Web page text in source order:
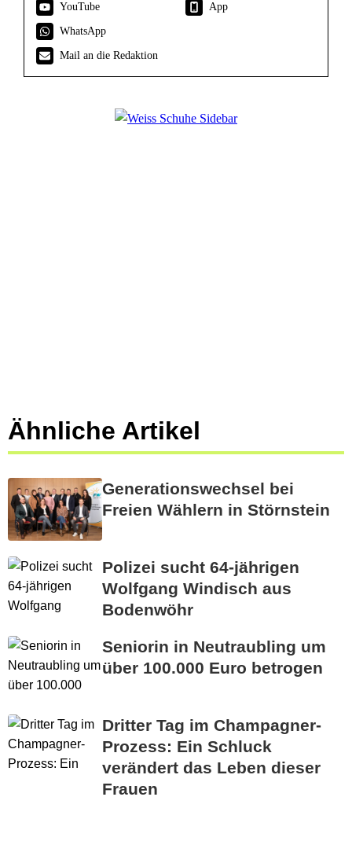
YouTube
App
WhatsApp
Mail an die Redaktion
Ähnliche Artikel
Generationswechsel bei
Freien Wählern in Störnstein
Polizei sucht 64-jährigen
Wolfgang Windisch aus
Bodenwöhr
Seniorin in Neutraubling um
über 100.000 Euro betrogen
Dritter Tag im Champagner-
Prozess: Ein Schluck
verändert das Leben dieser
Frauen